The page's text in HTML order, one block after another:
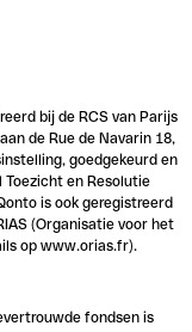
bij de RCS van Parijs
de Rue de Navarin 18,
goedgekeurd en
en Resolutie
is ook geregistreerd
(Organisatie voor het
op www.orias.fr).
fondsen is